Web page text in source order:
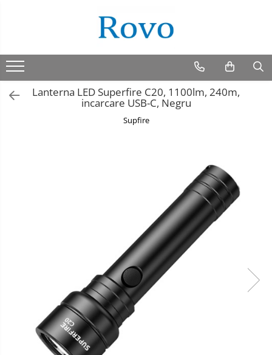
Lanterna LED Superfire C20, 1100lm, 240m,
incarcare USB-C, Negru
Supfire